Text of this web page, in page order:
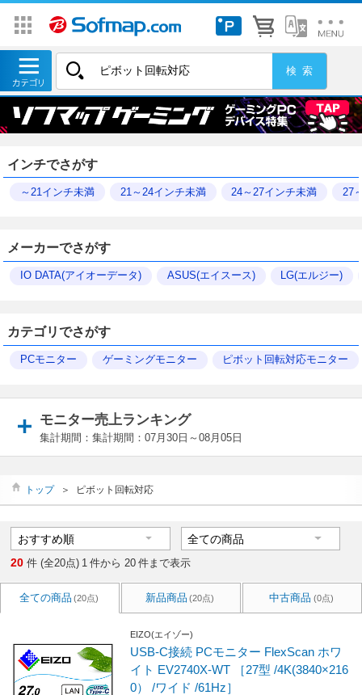
インチでさがす
～21インチ未満 21～24インチ未満 24～27インチ未満 27
メーカーでさがす
IO DATA(アイオーデータ) ASUS(エイスース) LG(エルジー)
カテゴリでさがす
PCモニター ゲーミングモニター ピボット回転対応モニター
モニター売上ランキング
集計期間：集計期間：07月30日～08月05日
トップ ＞ ピボット回転対応
20 件 (全20点) 1 件から 20 件まで表示
全ての商品 (20点) 新品商品 (20点) 中古商品 (0点)
EIZO(エイゾー)
USB-C接続 PCモニター FlexScan ホワ
イト EV2740X-WT ［27型 /4K(3840×216
0） /ワイド /61Hz］